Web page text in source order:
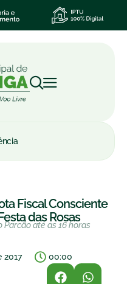
Fiscal Consciente
das Rosas
até as 16 horas
2017
00:00